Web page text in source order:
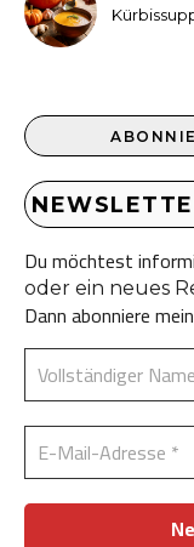
Du möchtest
oder ein neues
Dann abonniere